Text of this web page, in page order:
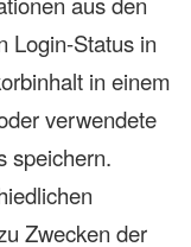
Login-Status in
in einem
verwendete
speichern.
Zwecken der